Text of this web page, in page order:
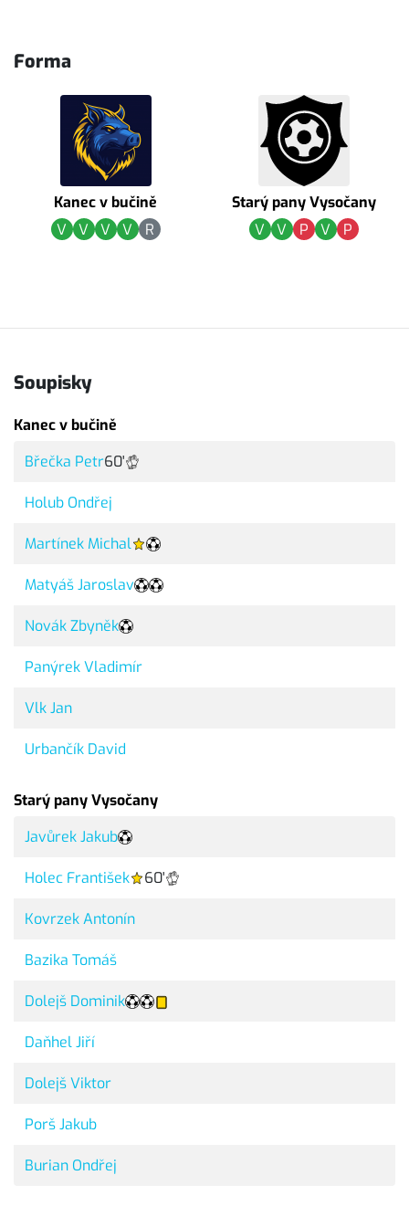
Forma
Kanec v bučině
V
V V V R
Starý pany Vysočany
V
V P V P
Soupisky
Kanec v bučině
Břečka Petr60'
Holub Ondřej
Martínek Michal
Matyáš Jaroslav
Novák Zbyněk
Panýrek Vladimír
Vlk Jan
Urbančík David
Starý pany Vysočany
Javůrek Jakub
Holec František 60'
Kovrzek Antonín
Bazika Tomáš
Dolejš Dominik
Daňhel Jiří
Dolejš Viktor
Porš Jakub
Burian Ondřej